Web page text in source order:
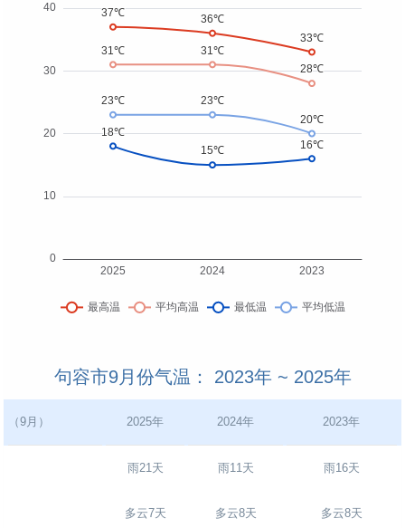
句容市9月份气温： 2023年 ~ 2025年
（9月） 2025年 2024年 2023年
雨21天
多云7天
雨11天
多云8天
雨16天
多云8天